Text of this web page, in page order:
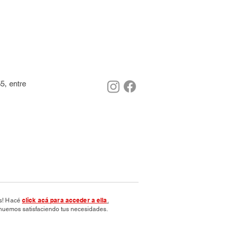
entre
Hacéclick acá para acceder a ella.
satisfaciendo tus necesidades.